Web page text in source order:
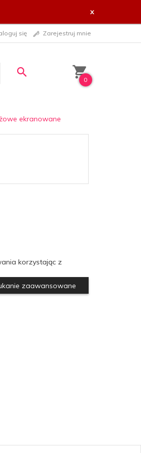
x
się Zarejestruj mnie
0
ekranowane
korzystając z
zaawansowane